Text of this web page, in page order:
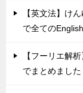
【英文法】け
で全ての
【フーリエ解
でまとめました